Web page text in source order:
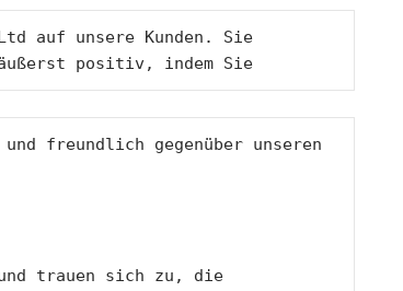
positiv, indem Sie
freundlich gegenüber unseren
trauen sich zu, die